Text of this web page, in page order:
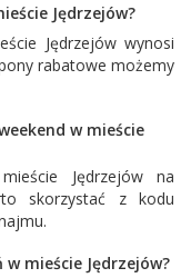
Jędrzejów?
Jędrzejów wynosi
rabatowe możemy
w mieście
Jędrzejów na
skorzystać z kodu
mieście Jędrzejów?